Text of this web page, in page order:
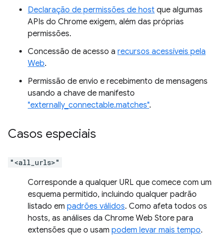
Declaração de permissões de host que algumas
APIs do Chrome exigem, além das próprias
permissões.
Concessão de acesso a recursos acessíveis pela
Web.
Permissão de envio e recebimento de mensagens
usando a chave de manifesto
"externally_connectable.matches".
Casos especiais
"<all_urls>"
Corresponde a qualquer URL que comece com um
esquema permitido, incluindo qualquer padrão
listado em padrões válidos. Como afeta todos os
hosts, as análises da Chrome Web Store para
extensões que o usam podem levar mais tempo.